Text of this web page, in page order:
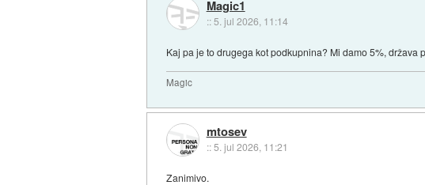
Magic1
:: 5. jul 2026, 11:14
Kaj pa je to drugega kot podkupnina? Mi damo 5%,
Magic
mtosev
::5. jul 2026, 11:21
Zanimivo.